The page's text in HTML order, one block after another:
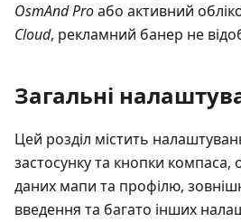
OsmAnd Proабо активний
Cloud, рекламний банер не
Загальні
Цей розділ містить
застосунку та кнопки
даних мапи та профілю,
введення та багато інших